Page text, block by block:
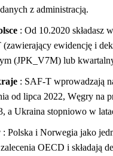
podatkowy Amazon z
Brytaniaz administracją.
: Od 10.2020 składasz
(zawierający ewidencję i
(JPK_V7M) lub
: SAF-T wprowadzają
od lipca 2022, Węgry na
a Ukraina stopniowo w
: Polska i Norwegia jako
OECD i składają